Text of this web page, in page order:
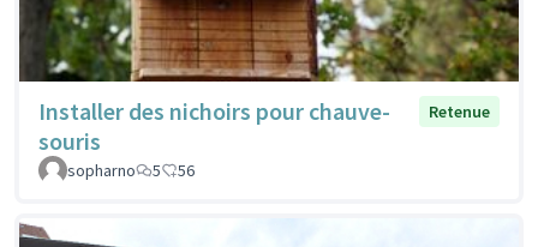
Installer des nichoirs pour chauve-
souris
Retenue
sopharno 5 56